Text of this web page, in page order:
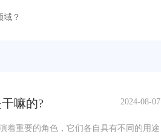
域？
嘛的? 2024-08-07
重要的角色，它们各自具有不同的用途